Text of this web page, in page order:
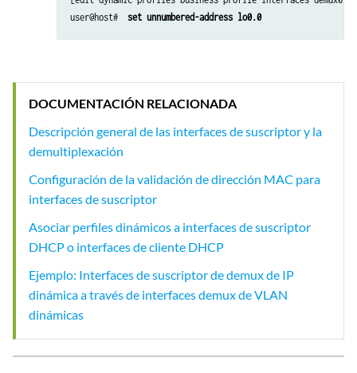
user@host#
set unnumbered-address lo0.0
DOCUMENTACIÓN RELACIONADA
Descripción general de las interfaces de suscriptor y la
demultiplexación
Configuración de la validación de dirección MAC para
interfaces de suscriptor
Asociar perfiles dinámicos a interfaces de suscriptor
DHCP o interfaces de cliente DHCP
Ejemplo: Interfaces de suscriptor de demux de IP
dinámica a través de interfaces demux de VLAN
dinámicas